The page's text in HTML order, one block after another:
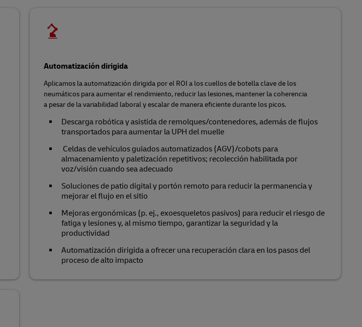
Automatización dirigida
Aplicamos la automatización dirigida por el ROI a los cuellos de botella clave de los
neumáticos para aumentar el rendimiento, reducir las lesiones, mantener la coherencia
a pesar de la variabilidad laboral y escalar de manera eficiente durante los picos.
Descarga robótica y asistida de remolques/contenedores, además de flujos
transportados para aumentar la UPH del muelle
Celdas de vehículos guiados automatizados (AGV)/cobots para
almacenamiento y paletización repetitivos; recolección habilitada por
voz/visión cuando sea adecuado
Soluciones de patio digital y portón remoto para reducir la permanencia y
mejorar el flujo en el sitio
Mejoras ergonómicas (p. ej., exoesqueletos pasivos) para reducir el riesgo de
fatiga y lesiones y, al mismo tiempo, garantizar la seguridad y la
productividad
Automatización dirigida a ofrecer una recuperación clara en los pasos del
proceso de alto impacto